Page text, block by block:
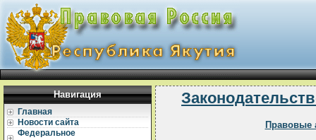
Навигация
Главная
Новости сайта
Федеральное
Правовые